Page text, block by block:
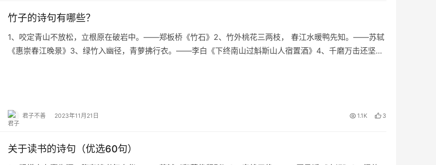
竹子的诗句有哪些？
1、咬定青山不放松，立根原在破岩中。——郑板桥《竹石》2、竹外桃花三两枝， 春江水暖鸭先知。——苏轼
《惠崇春江晚景》3、绿竹入幽径，青萝拂行衣。——李白《下终南山过斛斯山人宿置酒》4、千磨万击还坚
君子不善 2023年11月21日 1.1K 3
关于读书的诗句（优选60句）